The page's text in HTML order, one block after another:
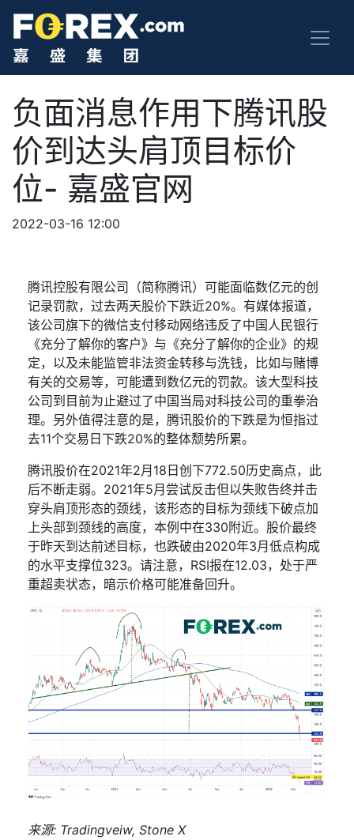
负面消息作用下腾讯股
价到达头肩顶目标价
位- 嘉盛官网
2022-03-16 12:00
腾讯控股有限公司（简称腾讯）可能面临数亿元的创
记录罚款，过去两天股价下跌近20%。有媒体报道，
该公司旗下的微信支付移动网络违反了中国人民银行
《充分了解你的客户》与《充分了解你的企业》的规
定，以及未能监管非法资金转移与洗钱，比如与赌博
有关的交易等，可能遭到数亿元的罚款。该大型科技
公司到目前为止避过了中国当局对科技公司的重拳治
理。另外值得注意的是，腾讯股价的下跌是为恒指过
去11个交易日下跌20%的整体颓势所累。
腾讯股价在2021年2月 18 日创下772.50历史高点，此
后不断走弱。 2021年5月尝试反击但以失败告终并击
穿头肩顶形态的颈线，该形态的目标为颈线下破点加
上头部到颈线的高度，本例中在330附近。股价最终
于昨天到达前述目标，也跌破由2020年3月低点构成
的水平支撑位323。请注意， RSI报在12.03，处于严
重超卖状态，暗示价格可能准备回升。
来源: Tradingveiw, Stone X